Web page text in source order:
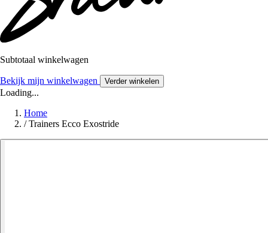
Subtotaal winkelwagen
Bekijk mijn winkelwagen Verder winkelen
Loading...
Home
/ Trainers Ecco Exostride